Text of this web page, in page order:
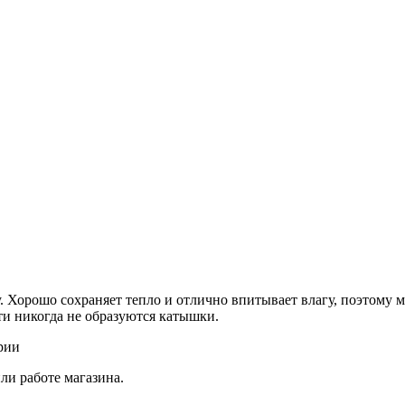
сохраняет тепло и отлично впитывает влагу, поэтому
никогда не образуются катышки.
работе магазина.